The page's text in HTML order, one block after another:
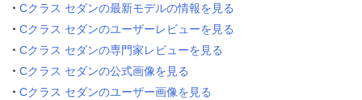
Cクラス セダンの最新モデルの情報を見る
Cクラス セダンのユーザーレビューを見る
Cクラス セダンの専門家レビューを見る
Cクラス セダンの公式画像を見る
Cクラス セダンのユーザー画像を見る